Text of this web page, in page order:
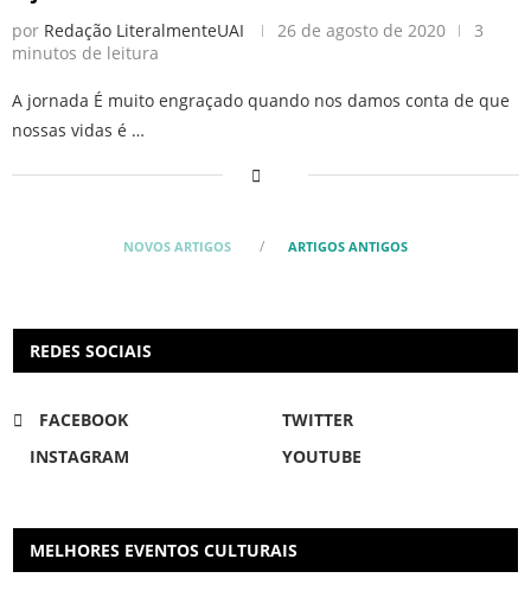
por Redação LiteralmenteUAI 26 de agosto de 2020
3
minutos de leitura
A jornada É muito engraçado quando nos damos conta de que
nossas vidas é …
NOVOS ARTIGOS ARTIGOS ANTIGOS
REDES SOCIAIS
FACEBOOK
TWITTER
INSTAGRAM
YOUTUBE
MELHORES EVENTOS CULTURAIS